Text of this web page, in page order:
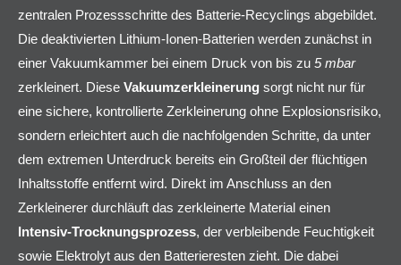
zentralen Prozessschritte des Batterie-Recyclings abgebildet.
Die deaktivierten Lithium-Ionen-Batterien werden zunächst in
einer Vakuumkammer bei einem Druck von bis zu 5 mbar
zerkleinert. Diese Vakuumzerkleinerung sorgt nicht nur für
eine sichere, kontrollierte Zerkleinerung ohne Explosionsrisiko,
sondern erleichtert auch die nachfolgenden Schritte, da unter
dem extremen Unterdruck bereits ein Großteil der flüchtigen
Inhaltsstoffe entfernt wird. Direkt im Anschluss an den
Zerkleinerer durchläuft das zerkleinerte Material einen
Intensiv-Trocknungsprozess, der verbleibende Feuchtigkeit
sowie Elektrolyt aus den Batterieresten zieht. Die dabei